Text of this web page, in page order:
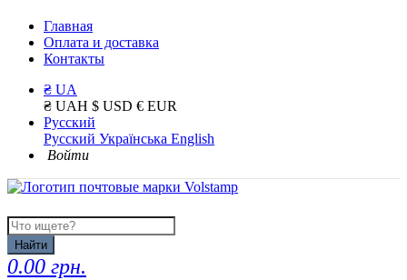
Главная
Оплата и доставка
Контакты
₴ UA
₴ UAH $ USD € EUR
Русский
Русский Українська English
Войти
Найти
0.00 грн.